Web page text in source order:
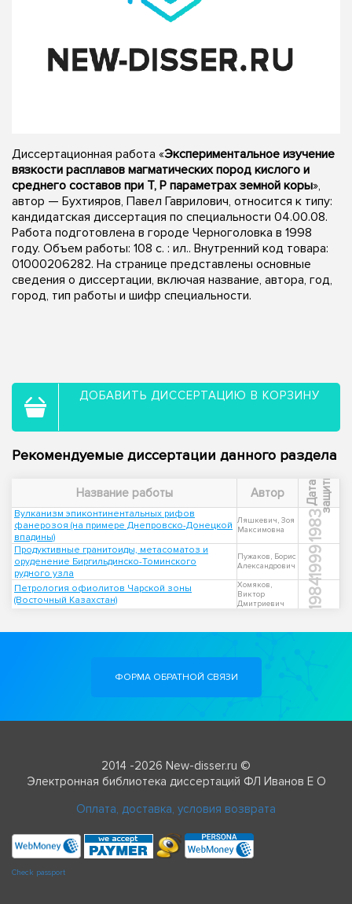
Диссертационная работа «Экспериментальное изучение
вязкости расплавов магматических пород кислого и
среднего составов при Т, Р параметрах земной коры»,
автор — Бухтияров, Павел Гаврилович, относится к типу:
кандидатская диссертация по специальности 04.00.08.
Работа подготовлена в городе Черноголовка в 1998
году. Объем работы: 108 с. : ил.. Внутренний код товара:
01000206282. На странице представлены основные
сведения о диссертации, включая название, автора, год,
город, тип работы и шифр специальности.
ДОБАВИТЬ ДИССЕРТАЦИЮ В КОРЗИНУ
Рекомендуемые диссертации данного раздела
Название работы Автор Д
а
т
а
з
а
щ
и
т ы
Вулканизм эпиконтинентальных рифов
фанерозоя (на примере Днепровско-Донецкой
впадины)
Ляшкевич, Зоя
Максимовна
1983
Продуктивные гранитоиды, метасоматоз и
оруденение Биргильдинско-Томинского
рудного узла
Пужаков, Борис
Александрович
1999
Петрология офиолитов Чарской зоны
(Восточный Казахстан)
Хомяков,
Виктор
Дмитриевич
1984
ФОРМА ОБРАТНОЙ СВЯЗИ
2014 -2026 New-disser.ru ©
Электронная библиотека диссертаций ФЛ Иванов Е О
Оплата, доставка, условия возврата
Check passport